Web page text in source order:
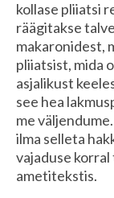
kollase pliiatsi
räägitakse
makaronidest,
pliiatsist, mida
asjalikust
see hea
me
ilma selleta
vajaduse korral
ametitekstis.